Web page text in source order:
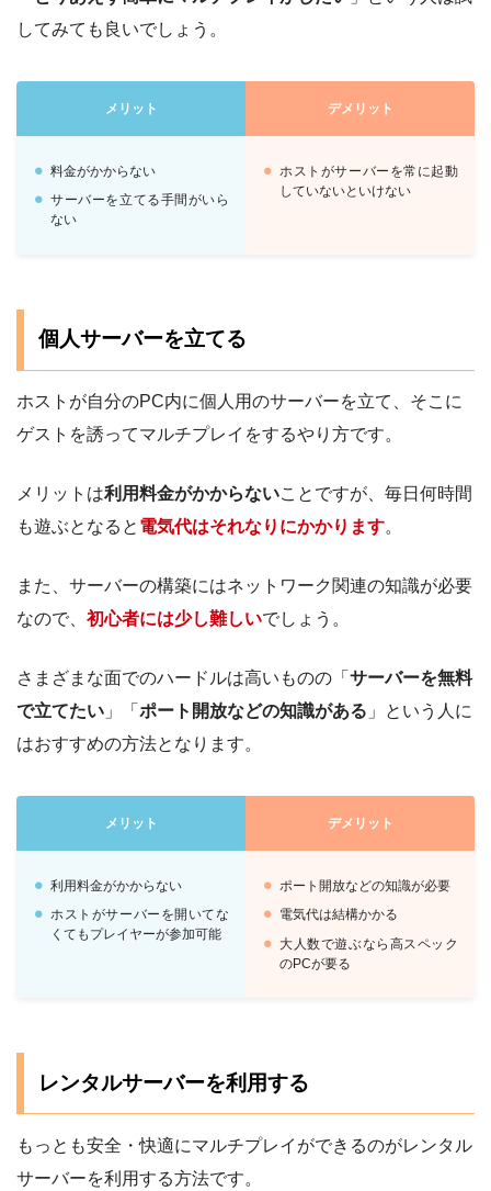
してみても良いでしょう。
メリット デメリット
料金がかからない
サーバーを立てる手間がいら
ない
ホストがサーバーを常に起動
していないといけない
個人サーバーを立てる
ホストが自分のPC内に個人用のサーバーを立て、そこに
ゲストを誘ってマルチプレイをするやり方です。
メリットは利用料金がかからないことですが、毎日何時間
も遊ぶとなると 電気代はそれなりにかかります。
また、サーバーの構築にはネットワーク関連の知識が必要
なので、 初心者には少し難しいでしょう。
さまざまな面でのハードルは高いものの「 サーバーを無料
で立てたい 」「 ポート開放などの知識がある 」という人に
はおすすめの方法となります。
メリット デメリット
利用料金がかからない
ホストがサーバーを開いてな
くてもプレイヤーが参加可能
ポート開放などの知識が必要
電気代は結構かかる
大人数で遊ぶなら高スペック
のPCが要る
レンタルサーバーを利用する
もっとも安全・快適にマルチプレイができるのがレンタル
サーバーを利用する方法です。